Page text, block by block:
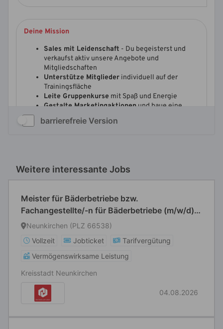
barrierefreie Version
Weitere interessante Jobs
Meister für Bäderbetriebe bzw.
Fachangestellte/-n für Bäderbetriebe (m/w/d)
mit Entwicklungsperspektive zur
Neunkirchen (PLZ 66538)
Vollzeit
Jobticket
Tarifvergütung
Vermögenswirksame Leistung
Kreisstadt Neunkirchen
04.08.2026